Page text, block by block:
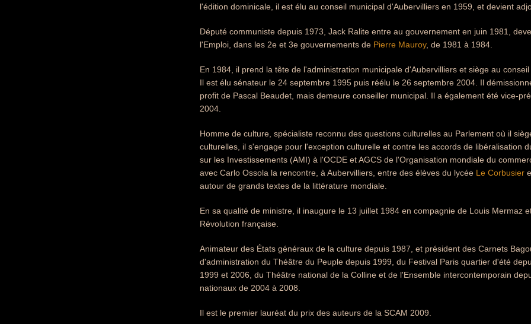
l'édition dominicale, il est élu au conseil municipal d'Aubervilliers en 1959, et devient
Député communiste depuis 1973, Jack Ralite entre au gouvernement en juin 1981,
l'Emploi, dans les 2e et 3e gouvernements de Pierre Mauroy, de 1981 à 1984.
En 1984, il prend la tête de l'administration municipale d'Aubervilliers et siège au
Il est élu sénateur le 24 septembre 1995 puis réélu le 26 septembre 2004. Il
profit de Pascal Beaudet, mais demeure conseiller municipal. Il a également été vice-
2004.
Homme de culture, spécialiste reconnu des questions culturelles au Parlement où il
culturelles, il s'engage pour l'exception culturelle et contre les accords de libéralisation
sur les Investissements (AMI) à l'OCDE et AGCS de l'Organisation mondiale du
avec Carlo Ossola la rencontre, à Aubervilliers, entre des élèves du lycée Le Corbusier
autour de grands textes de la littérature mondiale.
En sa qualité de ministre, il inaugure le 13 juillet 1984 en compagnie de Louis Mermaz
Révolution française.
Animateur des États généraux de la culture depuis 1987, et président des Carnets
d'administration du Théâtre du Peuple depuis 1999, du Festival Paris quartier d'été
1999 et 2006, du Théâtre national de la Colline et de l'Ensemble intercontemporain
nationaux de 2004 à 2008.
Il est le premier lauréat du prix des auteurs de la SCAM 2009.